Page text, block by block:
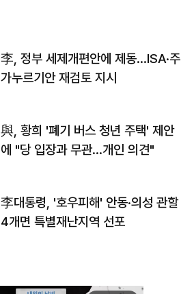
李, 정부 세제개편안에 제동…ISA·주
가누르기안 재검토 지시
與, 황희 '폐기 버스 청년 주택' 제안
에 "당 입장과 무관…개인 의견"
李대통령, '호우피해' 안동·의성 관할
4개면 특별재난지역 선포